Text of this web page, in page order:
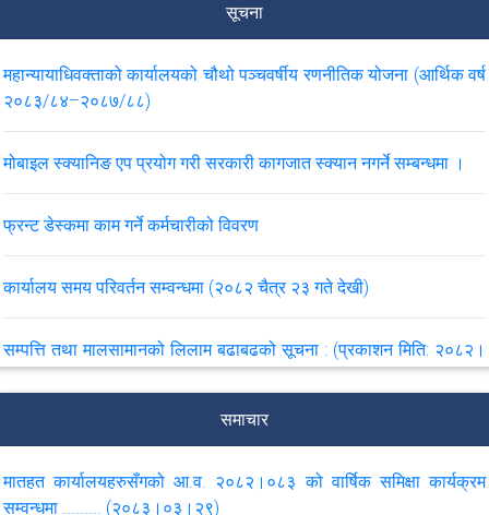
सूचना
महान्यायाधिवक्ताको कार्यालयको चौथो पञ्चवर्षीय रणनीतिक योजना (आर्थिक वर्ष
२०८३/८४–२०८७/८८)
मोबाइल स्क्यानिङ एप प्रयोग गरी सरकारी कागजात स्क्यान नगर्ने सम्बन्धमा ।
फ्रन्ट डेस्कमा काम गर्ने कर्मचारीको विवरण
कार्यालय समय परिवर्तन सम्वन्धमा (२०८२ चैत्र २३ गते देखी)
सम्पत्ति तथा मालसामानको लिलाम बढाबढको सूचना : (प्रकाशन मिति: २०८२।
१०।११)
महान्यायाधिवक्ताको कार्यालयको मिति २०८२/०४/१५ गतेको परिपत्र सम्बन्धमा
समाचार
मातहत कार्यालयहरुसँगको आ.व. २०८२।०८३ को वार्षिक समिक्षा कार्यक्रम
सम्वन्धमा ......... (२०८३।०३।२९)